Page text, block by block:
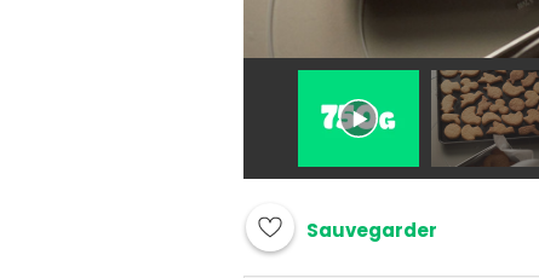
Sauvegarder